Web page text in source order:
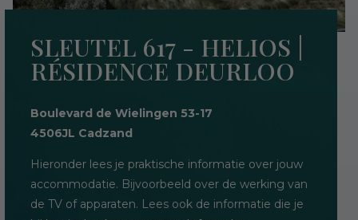
SLEUTEL 617 - HELIOS |
RÉSIDENCE DEURLOO
Boulevard de Wielingen 53-17
4506JL Cadzand
Hieronder lees je praktische informatie over jouw
accommodatie. Bijvoorbeeld over de werking van
de TV of apparaten. Lees ook de informatie die je